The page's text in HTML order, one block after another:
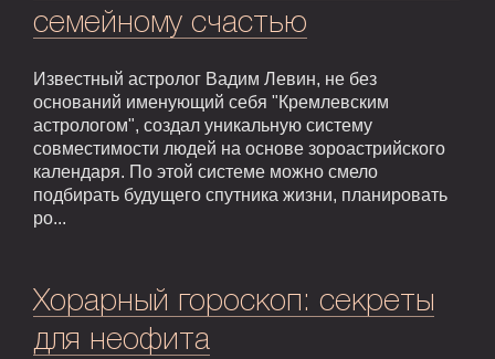
семейному счастью
Известный астролог Вадим Левин, не без
оснований именующий себя "Кремлевским
астрологом", создал уникальную систему
совместимости людей на основе зороастрийского
календаря. По этой системе можно смело
подбирать будущего спутника жизни, планировать
ро...
Хорарный гороскоп: секреты
для неофита